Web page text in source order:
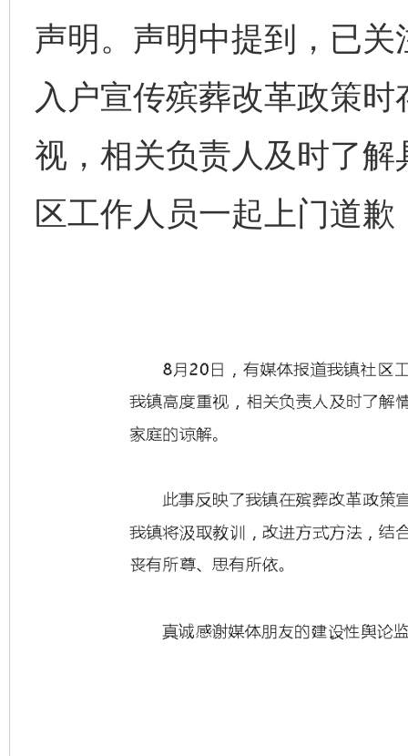
声明。声明中提到，已
入户宣传殡葬改革政策
视，相关负责人及时了
区工作人员一起上门道